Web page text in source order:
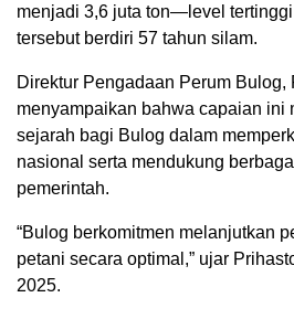
menjadi 3,6 juta ton—level
tersebut berdiri 57 tahun silam.
Direktur Pengadaan Perum Bulog,
menyampaikan bahwa capaian ini
sejarah bagi Bulog dalam
nasional serta mendukung
pemerintah.
“Bulog berkomitmen melanjutkan
petani secara optimal,” ujar
2025.